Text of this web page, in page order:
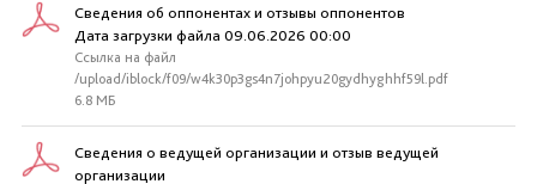
Сведения об оппонентах и отзывы оппонентов
Дата загрузки файла 09.06.2026 00:00
Ссылка на файл
/upload/iblock/f09/w4k30p3gs4n7johpyu20gydhyghhf59l.pdf
6.8 МБ
Сведения о ведущей организации и отзыв ведущей
организации